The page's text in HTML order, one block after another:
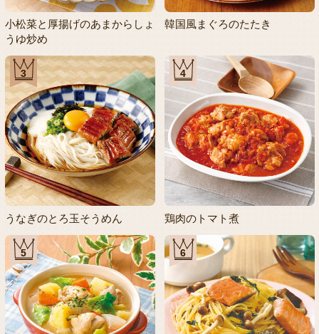
小松菜と厚揚げのあまからしょ
うゆ炒め
韓国風まぐろのたたき
3
うなぎのとろ玉そうめん
4
鶏肉のトマト煮
5 6